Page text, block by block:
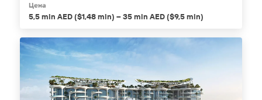
Цена
5,5 mln AED ($1,48 mln) – 35 mln AED ($9,5 mln)